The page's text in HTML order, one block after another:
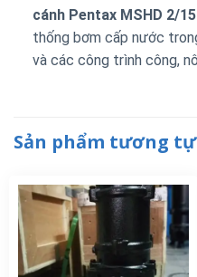
cánh Pentax MSHD 2/15
thống bơm cấp nước
và các công trình công,
Sản phẩm tương tự